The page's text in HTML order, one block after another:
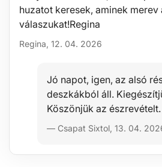
ellenállást biztosít az UV sugárzás
szemben.
Biztonság
függően), amely védi a csomagtartó
benzin és más üzemanyagok,
huzatot keresek, aminek merev
válaszukat!Regina
Regina, 12. 04. 2026
Jó napot, igen, az alsó
deszkákból áll.
Köszönjük az észrevételt.
— Csapat Sixtol, 13. 04.